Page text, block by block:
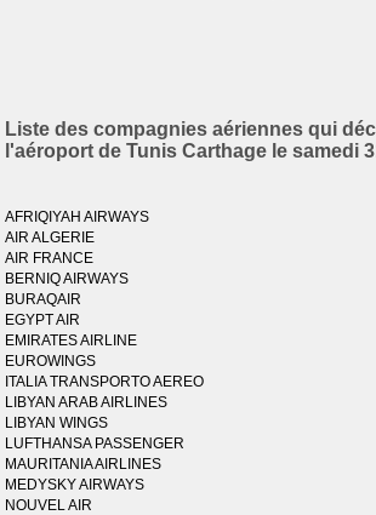
Liste des compagnies aériennes qui
l'aéroport de Tunis Carthage le samedi
AFRIQIYAH AIRWAYS
AIR ALGERIE
AIR FRANCE
BERNIQ AIRWAYS
BURAQAIR
EGYPT AIR
EMIRATES AIRLINE
EUROWINGS
ITALIA TRANSPORTO AEREO
LIBYAN ARAB AIRLINES
LIBYAN WINGS
LUFTHANSA PASSENGER
MAURITANIA AIRLINES
MEDYSKY AIRWAYS
NOUVEL AIR